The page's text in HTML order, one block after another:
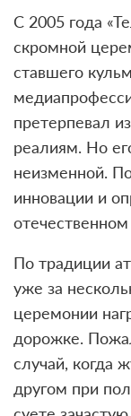
С 2005 года
скромной
ставшего
претерпевал
реалиям. Но
неизменной.
инновации и
По традиции
уже за
церемонии
дорожке.
случай, когда
другом при